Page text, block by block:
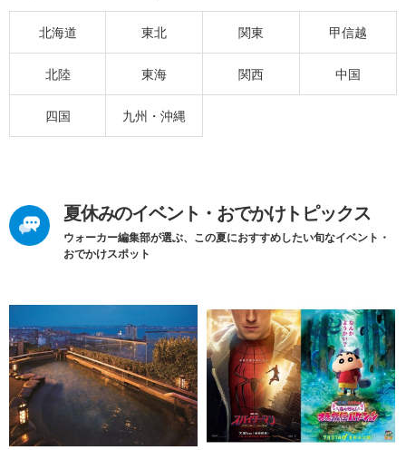
北海道 東北 関東 甲信越
北陸 東海 関西 中国
四国 九州・沖縄
夏休みのイベント・おでかけトピックス
ウォーカー編集部が選ぶ、この夏におすすめしたい旬なイベント・
おでかけスポット